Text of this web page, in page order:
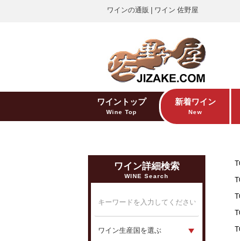
ワインの通販 | ワイン 佐野屋
ワイントップ
Wine Top
新着ワイン
New
ワイン詳細検索
WINE Search